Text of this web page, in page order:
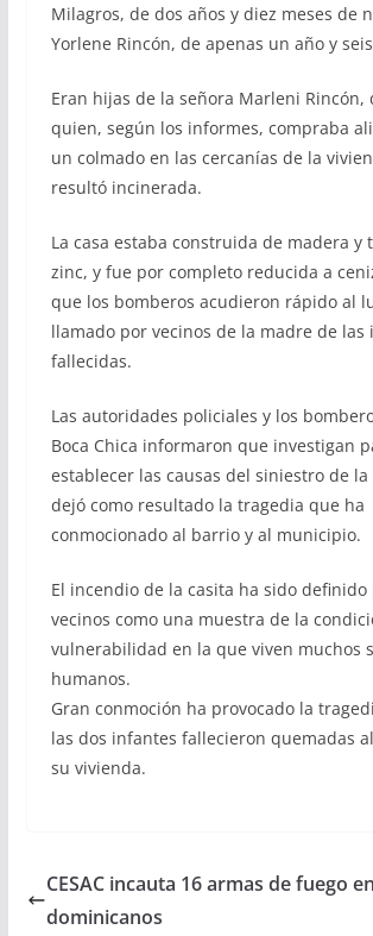
Milagros, de dos años y diez meses de
Yorlene Rincón, de apenas un año y
Eran hijas de la señora Marleni Rincón,
quien, según los informes, compraba
un colmado en las cercanías de la
resultó incinerada.
La casa estaba construida de madera y
zinc, y fue por completo reducida a
que los bomberos acudieron rápido al
llamado por vecinos de la madre de las
fallecidas.
Las autoridades policiales y los
Boca Chica informaron que investigan
establecer las causas del siniestro de
dejó como resultado la tragedia que ha
conmocionado al barrio y al municipio.
El incendio de la casita ha sido definido
vecinos como una muestra de la
vulnerabilidad en la que viven muchos
humanos.
Gran conmoción ha provocado la
las dos infantes fallecieron quemadas
su vivienda.
CESAC incauta 16 armas de fuego
dominicanos